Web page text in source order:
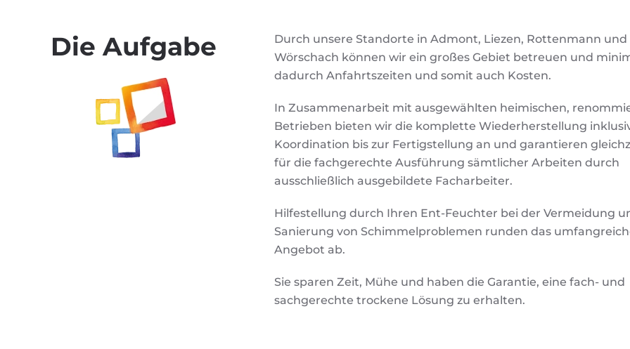
Die Aufgabe
Durch unsere Standorte in Admont, Liezen, Rottenmann und
Wörschach können wir ein großes Gebiet betreuen und
dadurch Anfahrtszeiten und somit auch Kosten.
In Zusammenarbeit mit ausgewählten heimischen,
Betrieben bieten wir die komplette Wiederherstellung
Koordination bis zur Fertigstellung an und garantieren
für die fachgerechte Ausführung sämtlicher Arbeiten durch
ausschließlich ausgebildete Facharbeiter.
Hilfestellung durch Ihren Ent-Feuchter bei der Vermeidung
Sanierung von Schimmelproblemen runden das
Angebot ab.
Sie sparen Zeit, Mühe und haben die Garantie, eine fach- und
sachgerechte trockene Lösung zu erhalten.